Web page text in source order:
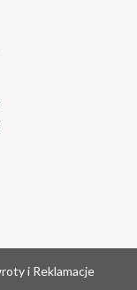
i Reklamacje